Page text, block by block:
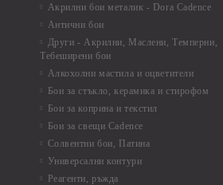
Акрилни бои металик - Dora Cadence
Антични бои
Други - Акрилни, Маслени, Темперни,
Тебеширени бои
Алкохолни мастила и оцветители
Бои за стъкло, керамика и стирофом
Бои за коприна и текстил
Бои за свещи Cadence
Солвентни бои, Патина
Универсални контури
Реагенти, ръжда